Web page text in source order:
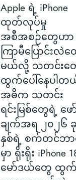
Apple ရဲ့ iPhone
ထုတ်လုပ်မှု
အစီအစဉ်တွေဟာ
ကြာမီပြောင်းလဲ
မယ်လို့ သတင်းတွ
ထွက်ပေါ်နေပါတ
အဓိက သတင်း
ရင်းမြစ်တွေရဲ့ ဖေ
ချက်အရ ၂၀၂၆ ခု
နှစ်ရဲ့ စက်တင်ဘ
မှာ ရိုးရိုး iPhone
မော်ဒယ်တွေ ထွ